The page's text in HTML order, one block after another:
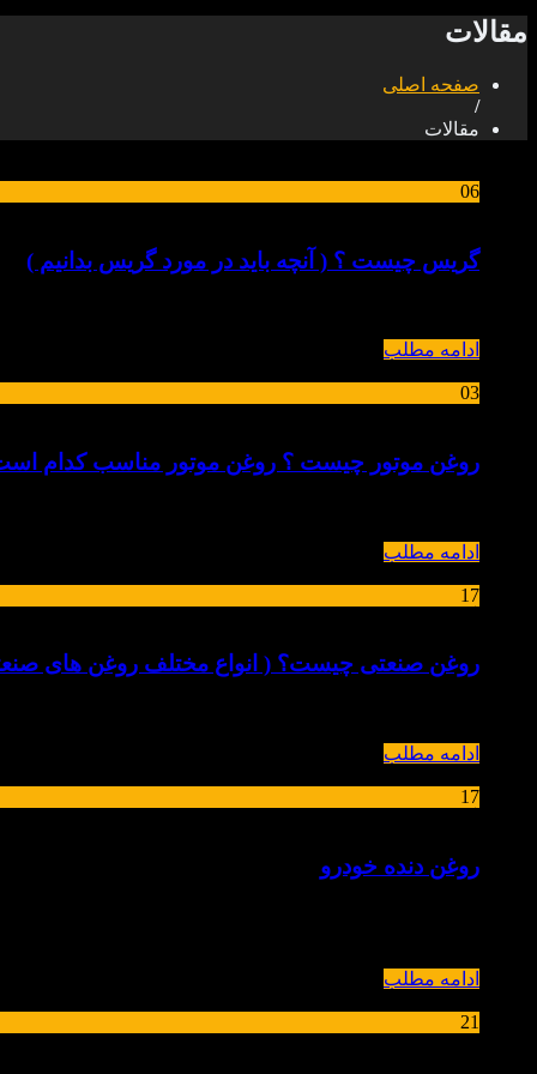
مقالات
صفحه اصلی
/
مقالات
06
گریس چیست ؟ ( آنچه باید در مورد گریس بدانیم )
ادامه مطلب
03
روغن موتور چیست ؟ روغن موتور مناسب کدام
ادامه مطلب
17
روغن صنعتی چیست؟ ( انواع مختلف روغن های
ادامه مطلب
17
روغن دنده خودرو
ادامه مطلب
21